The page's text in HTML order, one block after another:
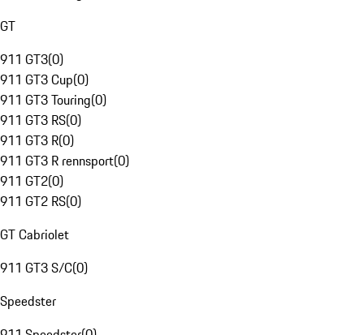
GT
911 GT3(0)
911 GT3 Cup(0)
911 GT3 Touring(0)
911 GT3 RS(0)
911 GT3 R(0)
911 GT3 R rennsport(0)
911 GT2(0)
911 GT2 RS(0)
GT Cabriolet
911 GT3 S/C(0)
Speedster